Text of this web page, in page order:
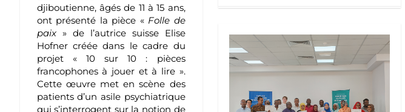
djiboutienne, âgés de 11 à 15 ans,
ont présenté la pièce « Folle de
paix » de l’autrice suisse Elise
Hofner créée dans le cadre du
projet « 10 sur 10 : pièces
francophones à jouer et à lire ».
Cette œuvre met en scène des
patients d’un asile psychiatrique
qui s’interrogent sur la notion de